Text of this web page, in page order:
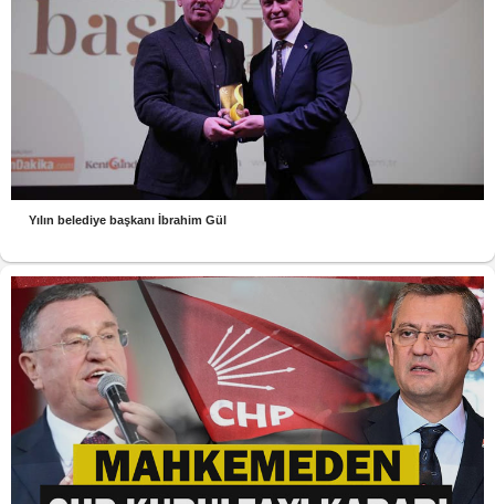
Yılın belediye başkanı İbrahim Gül